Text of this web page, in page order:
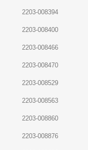
2203-008394
2203-008400
2203-008466
2203-008470
2203-008529
2203-008563
2203-008860
2203-008876